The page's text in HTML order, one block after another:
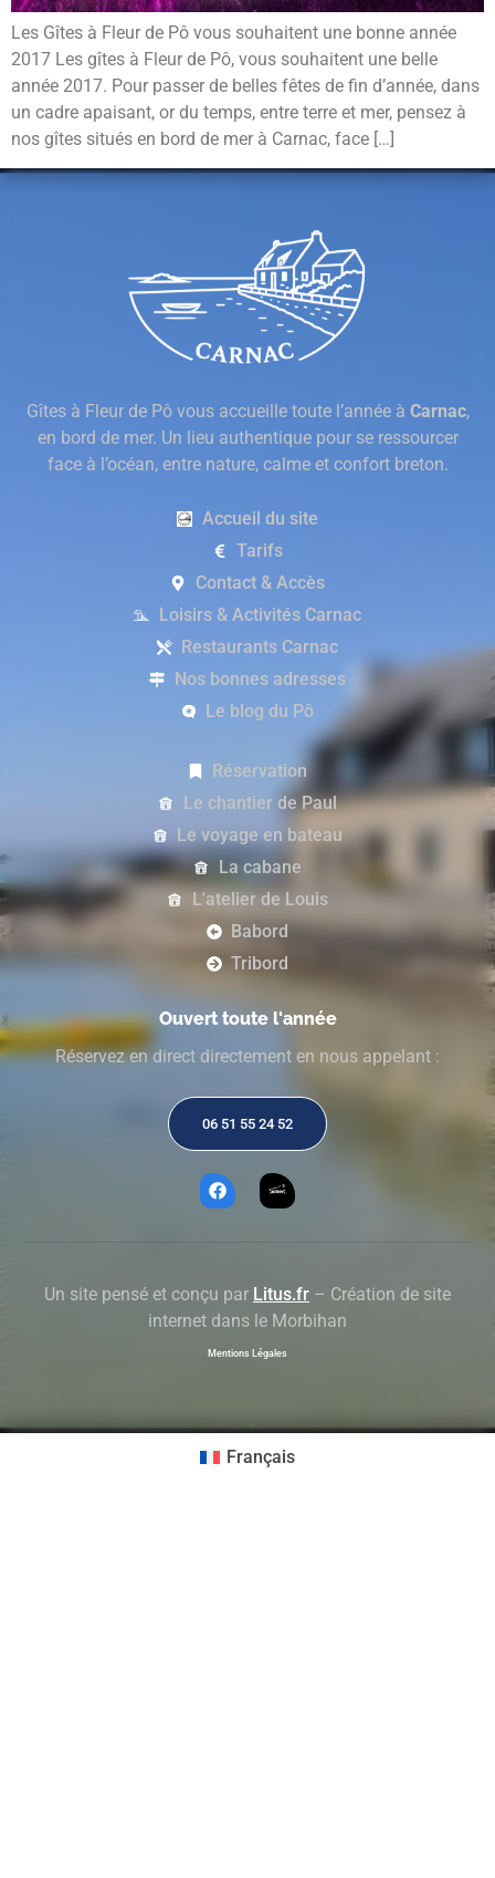
Les Gîtes à Fleur de Pô vous souhaitent une bonne année
2017 Les gîtes à Fleur de Pô, vous souhaitent une belle
année 2017. Pour passer de belles fêtes de fin d’année, dans
un cadre apaisant, or du temps, entre terre et mer, pensez à
nos gîtes situés en bord de mer à Carnac, face […]
Gîtes à Fleur de Pô vous accueille toute l’année à Carnac,
en bord de mer. Un lieu authentique pour se ressourcer
face à l’océan, entre nature, calme et confort breton.
Accueil du site
Tarifs
Contact & Accès
Loisirs & Activités Carnac
Restaurants Carnac
Nos bonnes adresses
Le blog du Pô
Réservation
Le chantier de Paul
Le voyage en bateau
La cabane
L'atelier de Louis
Babord
Tribord
Ouvert toute l'année
Réservez en direct directement en nous appelant :
06 51 55 24 52
Un site pensé et conçu par Litus.fr – Création de site
internet dans le Morbihan
Mentions Légales
Français